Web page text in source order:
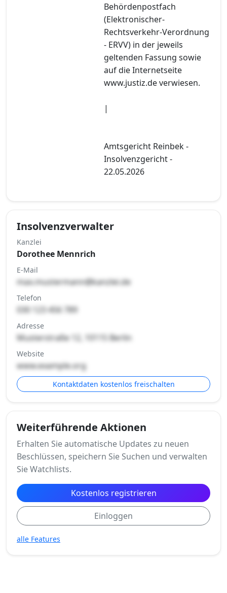
Behördenpostfach
(Elektronischer-
Rechtsverkehr-Verordnung
- ERVV) in der jeweils
geltenden Fassung sowie
auf die Internetseite
www.justiz.de verwiesen.
|
Amtsgericht Reinbek -
Insolvenzgericht -
22.05.2026
Insolvenzverwalter
Kanzlei
Dorothee Mennrich
E-Mail
max.mustermann@kanzlei.de
Telefon
030 123 456 789
Adresse
Musterstraße 12, 10115 Berlin
Website
www.example.org
Kontaktdaten kostenlos freischalten
Weiterführende Aktionen
Erhalten Sie automatische Updates zu neuen
Beschlüssen, speichern Sie Suchen und verwalten
Sie Watchlists.
Kostenlos registrieren
Einloggen
alle Features